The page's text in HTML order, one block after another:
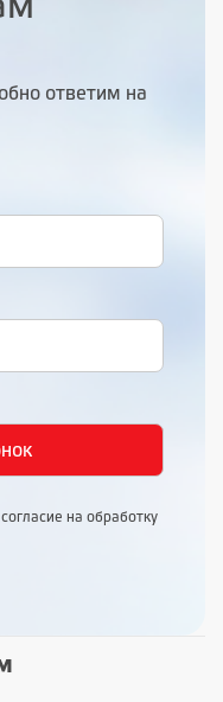
ответим на
на обработку